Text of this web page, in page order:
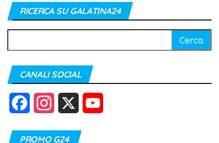
RICERCA SU GALATINA24
per:
CANALI SOCIAL
PROMO G24